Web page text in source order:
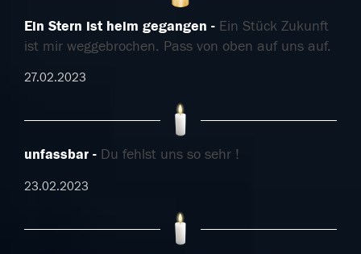
Ein Stern ist heim gegangen
Ein Stück Zukunft
ist mir weggebrochen. Pass von oben auf uns auf.
27.02.2023
unfassbar Du fehlst uns so sehr !
23.02.2023